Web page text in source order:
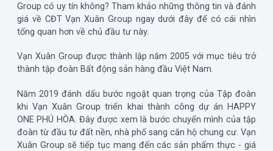
Group có uy tín không? Tham khảo những thông tin và đánh
giá về CĐT Vạn Xuân Group ngay dưới đây để có cái nhìn
tổng quan hơn về chủ đầu tư này.
Vạn Xuân Group được thành lập năm 2005 với mục tiêu trở
thành tập đoàn Bất động sản hàng đầu Việt Nam.
Năm 2019 đánh dấu bước ngoặt quan trọng của Tập đoàn
khi Vạn Xuân Group triển khai thành công dự án HAPPY
ONE PHÚ HÒA. Đây được xem là bước chuyển mình của tập
đoàn từ đầu tư đất nền, nhà phố sang căn hộ chung cư. Vạn
Xuân Group sẽ tiếp tục mang đến các sản phẩm thực - giá